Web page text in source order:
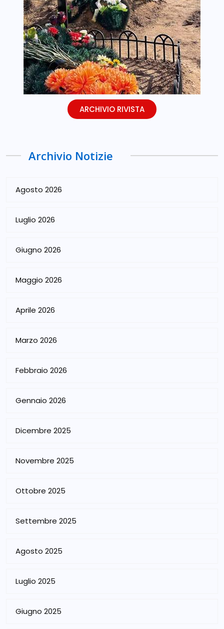
ARCHIVIO RIVISTA
Archivio Notizie
Agosto 2026
Luglio 2026
Giugno 2026
Maggio 2026
Aprile 2026
Marzo 2026
Febbraio 2026
Gennaio 2026
Dicembre 2025
Novembre 2025
Ottobre 2025
Settembre 2025
Agosto 2025
Luglio 2025
Giugno 2025